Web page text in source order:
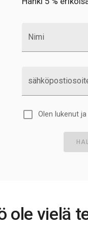
Nimi
Olen lukenut
ole vielä